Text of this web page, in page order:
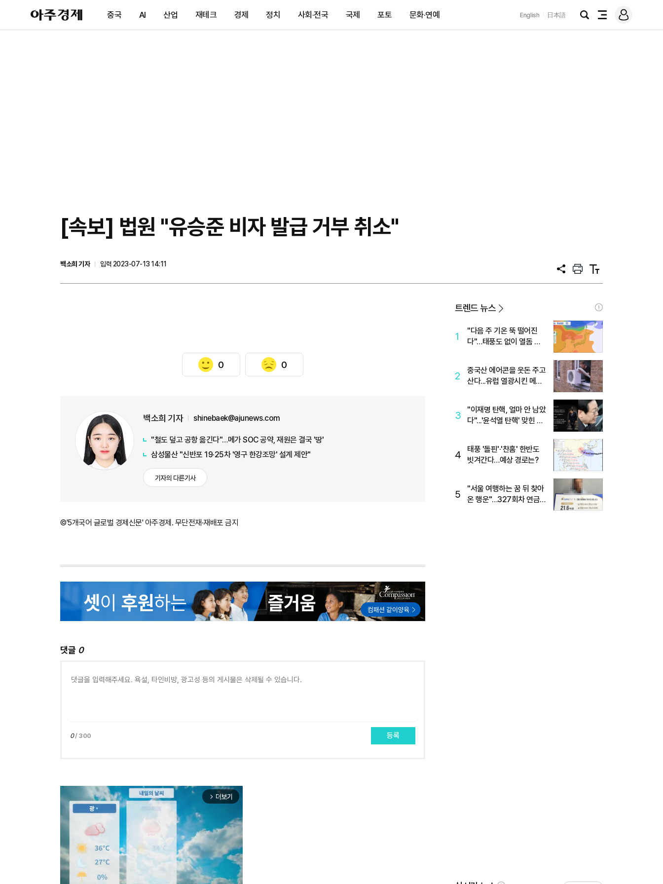
아
주
제
중국 AI 산업 재테크 경제 정치 사회·전국 국제 포토 문화·연예 English 日本語
검
전
메
그
[속보] 법원 "유승준 비자 발급 거부 취소"
백소희 기자
입력 2023-07-13 14:11
공
프
트
텍
트
0 0
백소희 기자 shinebaek@ajunews.com
"철도 덮고 공항 옮긴다"…메가 SOC 공약, 재원은 결국 '땅'
삼성물산 "신반포 19·25차 '영구 한강조망' 설계 제안"
기자의 다른기사
©'5개국어 글로벌 경제신문' 아주경제. 무단전재·재배포 금지
댓글 0
0/ 300 등록
arrow_forward_ios 더보기
트렌드 뉴스
1
"다음 주 기온 뚝 떨어진
다"…태풍도 없이 열돔 박
2
중국산 에어콘을 웃돈 주고
산다...유럽 열광시킨 메이
3
"이재명 탄핵, 얼마 안 남았
다"...'윤석열 탄핵' 맞힌 무
4
태풍 '돌핀'·'찬홈' 한반도
빗겨간다…예상 경로는?
5
"서울 여행하는 꿈 뒤 찾아
온 행운"…327회차 연금